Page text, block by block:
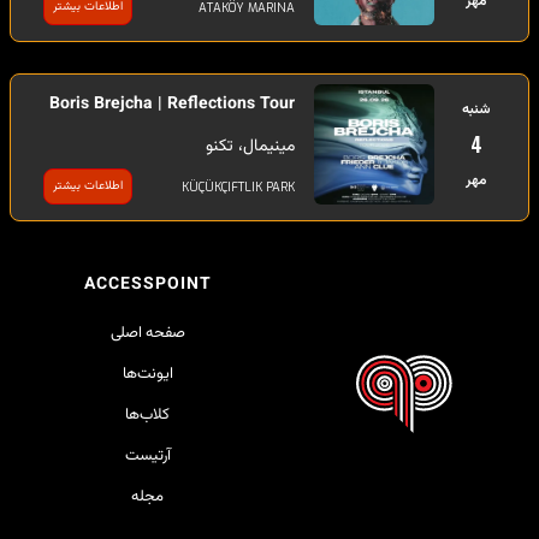
ATAKÖY MARINA اطلاعات بیشتر
شنبه
4
مهر
Boris Brejcha | Reflections Tour
مینیمال، تکنو
KÜÇÜKÇIFTLIK PARK اطلاعات بیشتر
ACCESSPOINT
صفحه اصلی
ایونت‌ها
کلاب‌ها
آرتیست
مجله